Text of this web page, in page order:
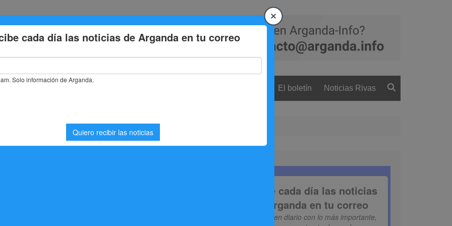
El boletín Noticias Rivas
buscando. Quizá pueda ayudarte una búsqueda.